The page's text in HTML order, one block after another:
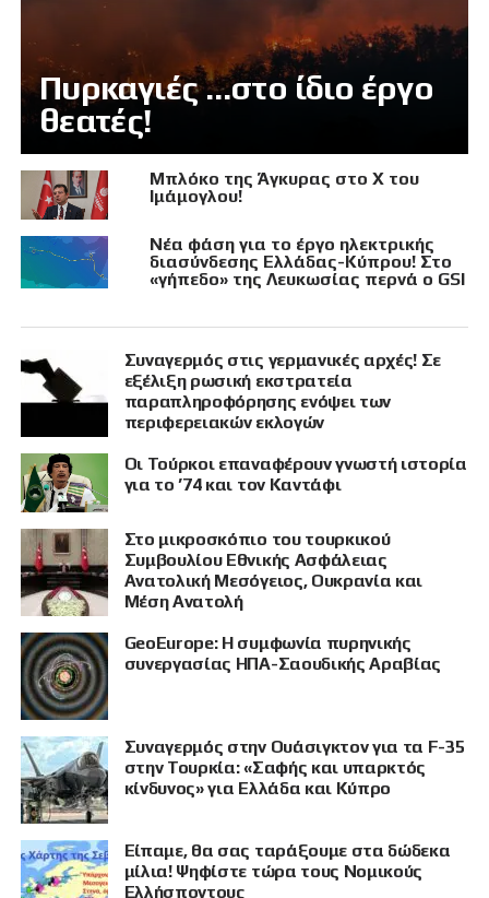
Πυρκαγιές …στο ίδιο έργο
θεατές!
Μπλόκο της Άγκυρας στο X του
Ιμάμογλου!
Νέα φάση για το έργο ηλεκτρικής
διασύνδεσης Ελλάδας-Κύπρου! Στο
«γήπεδο» της Λευκωσίας περνά ο GSI
Συναγερμός στις γερμανικές αρχές! Σε
εξέλιξη ρωσική εκστρατεία
παραπληροφόρησης ενόψει των
περιφερειακών εκλογών
Οι Τούρκοι επαναφέρουν γνωστή ιστορία
για το ’74 και τον Καντάφι
Στο μικροσκόπιο του τουρκικού
Συμβουλίου Εθνικής Ασφάλειας
Ανατολική Μεσόγειος, Ουκρανία και
Μέση Ανατολή
GeoEurope: Η συμφωνία πυρηνικής
συνεργασίας ΗΠΑ-Σαουδικής Αραβίας
Συναγερμός στην Ουάσιγκτον για τα F-35
στην Τουρκία: «Σαφής και υπαρκτός
κίνδυνος» για Ελλάδα και Κύπρο
Είπαμε, θα σας ταράξουμε στα δώδεκα
μίλια! Ψηφίστε τώρα τους Νομικούς
Ελλήσποντους